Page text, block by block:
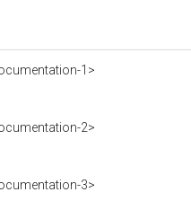
1>
2>
3>